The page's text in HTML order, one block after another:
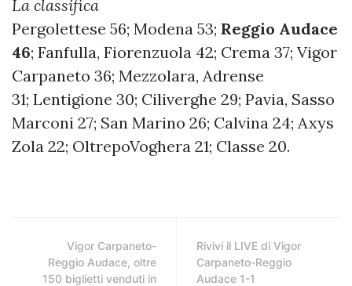
La classifica
Pergolettese 56; Modena 53; Reggio Audace
46; Fanfulla, Fiorenzuola 42; Crema 37; Vigor
Carpaneto 36; Mezzolara, Adrense
31; Lentigione 30; Ciliverghe 29; Pavia, Sasso
Marconi 27; San Marino 26; Calvina 24; Axys
Zola 22; OltrepoVoghera 21; Classe 20.
Vigor Carpaneto-
Reggio Audace, oltre
150 biglietti venduti in
Rivivi il LIVE di Vigor
Carpaneto-Reggio
Audace 1-1